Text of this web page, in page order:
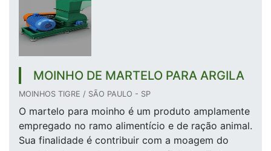
MOINHO DE MARTELO PARA ARGILA
MOINHOS TIGRE / SÃO PAULO - SP
O martelo para moinho é um produto amplamente
empregado no ramo alimentício e de ração animal.
Sua finalidade é contribuir com a moagem do